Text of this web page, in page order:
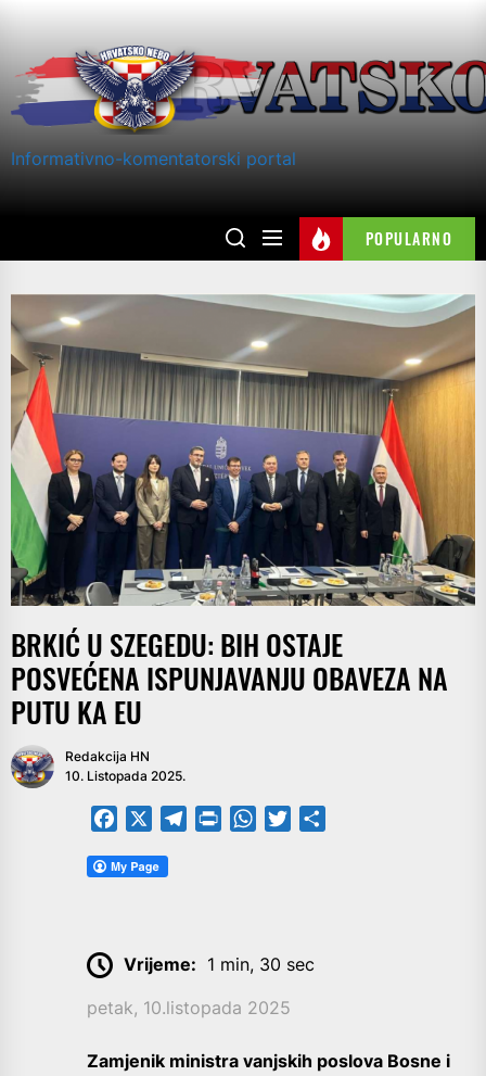
content
Informativno-komentatorski portal
POPULARNO
BRKIĆ U SZEGEDU: BIH OSTAJE
POSVEĆENA ISPUNJAVANJU OBAVEZA NA
PUTU KA EU
Redakcija HN
10. Listopada 2025.
Facebook TelegramPrintFriendly
WhatsApp
Twitter
Vrijeme: 1 min, 30 sec
petak, 10.listopada 2025
Zamjenik ministra vanjskih poslova Bosne i